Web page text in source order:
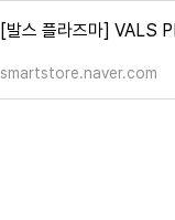
smartstore.naver.com